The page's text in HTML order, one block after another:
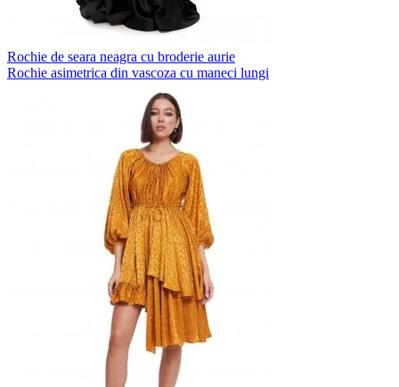
Rochie de seara neagra cu broderie aurie
Rochie asimetrica din vascoza cu maneci lungi